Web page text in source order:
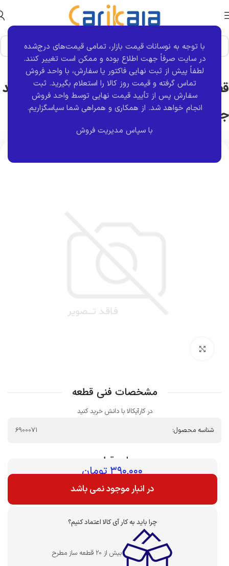
با توجه به نوسانات قیمت بازار، تمامی قیمت‌های درج‌شده
در سایت صرفاً جهت اطلاع بوده و ممکن است تغییر کنند.
لطفاً پیش از ثبت نهایی فاکتور یا سفارش، با واحد فروش
تماس گرفته و قیمت روز کالا را استعلام بگیرید. ثبت
سفارش پس از تأیید قیمت نهایی توسط واحد فروش
انجام خواهد شد. از همکاری و همراهی شما سپاسگزاریم.
با سپاس مدیریت فروش
خانه برند قطعه پاکور صنعت
قفل مکانیکی درب عقب سمت راست پراید
جدید | پاکور صنعت
مشخصات فنی قطعه
در کارآیکالا با دانش خرید کنید
شناسه محصول:
6900071
بهای قطعه :
۳۹۰,۰۰۰تومان
در انبار موجود نمی باشد
چرا باید به کار آی کالا اعتماد کنیم؟
بیش از 20 قطعه ساز مطرح